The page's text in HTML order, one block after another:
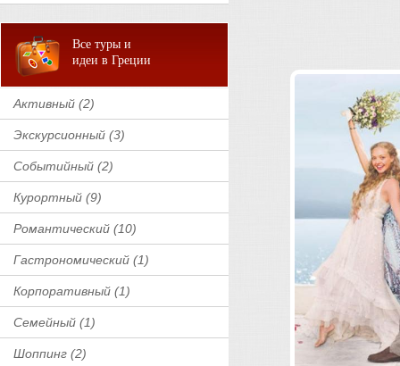
Все туры и
идеи в Греции
Активный (2)
Экскурсионный (3)
Событийный (2)
Курортный (9)
Романтический (10)
Гастрономический (1)
Корпоративный (1)
Семейный (1)
Шоппинг (2)